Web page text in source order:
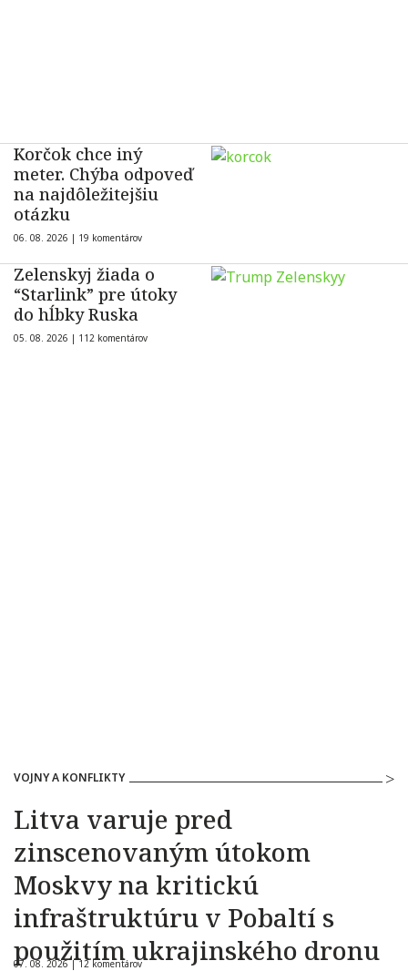
Korčok chce iný
meter. Chýba odpoveď
na najdôležitejšiu
otázku
06. 08. 2026 | 19 komentárov
Zelenskyj žiada o
“Starlink” pre útoky
do hĺbky Ruska
05. 08. 2026 | 112 komentárov
VOJNY A KONFLIKTY
Litva varuje pred
zinscenovaným útokom
Moskvy na kritickú
infraštruktúru v Pobaltí s
použitím ukrajinského dronu
07. 08. 2026 |12 komentárov